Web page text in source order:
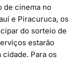
de cinema no
e Piracuruca, os
do sorteio de
estarão
Para os